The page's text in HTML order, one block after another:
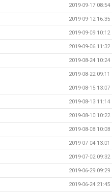
2019-09-17 08:54
2019-09-12 16:35
2019-09-09 10:12
2019-09-06 11:32
2019-08-24 10:24
2019-08-22 09:11
2019-08-15 13:07
2019-08-13 11:14
2019-08-10 10:22
2019-08-08 10:08
2019-07-04 13:01
2019-07-02 09:32
2019-06-29 09:29
2019-06-24 21:45